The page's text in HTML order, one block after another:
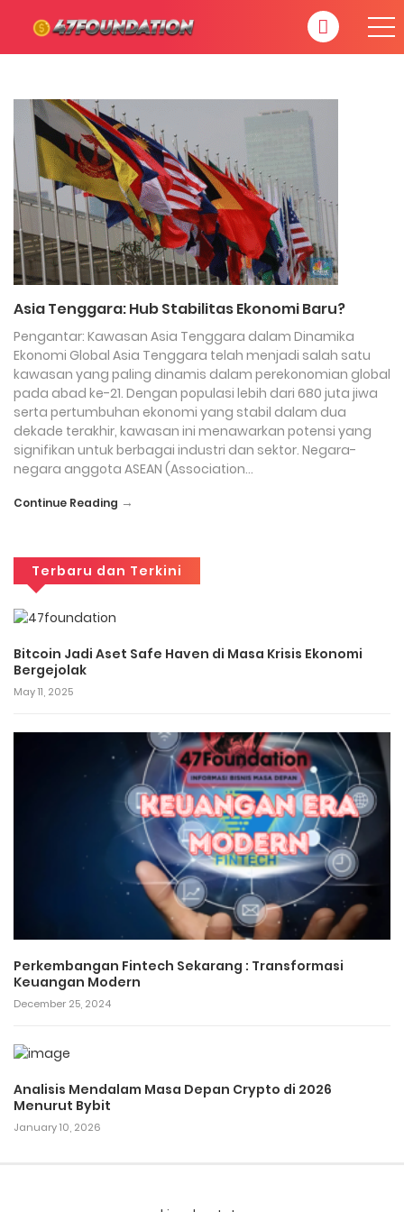
Asia Tenggara: Hub Stabilitas Ekonomi Baru?
Pengantar: Kawasan Asia Tenggara dalam Dinamika
Ekonomi Global Asia Tenggara telah menjadi salah satu
kawasan yang paling dinamis dalam perekonomian global
pada abad ke-21. Dengan populasi lebih dari 680 juta jiwa
serta pertumbuhan ekonomi yang stabil dalam dua
dekade terakhir, kawasan ini menawarkan potensi yang
signifikan untuk berbagai industri dan sektor. Negara-
negara anggota ASEAN (Association…
Continue Reading →
Terbaru dan Terkini
Bitcoin Jadi Aset Safe Haven di Masa Krisis Ekonomi
Bergejolak
May 11, 2025
Perkembangan Fintech Sekarang : Transformasi
Keuangan Modern
December 25, 2024
Analisis Mendalam Masa Depan Crypto di 2026
Menurut Bybit
January 10, 2026